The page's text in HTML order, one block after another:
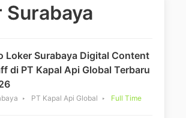
Surabaya
Loker Surabaya Digital Content
di PT Kapal Api Global Terbaru
PT Kapal Api Global Full Time